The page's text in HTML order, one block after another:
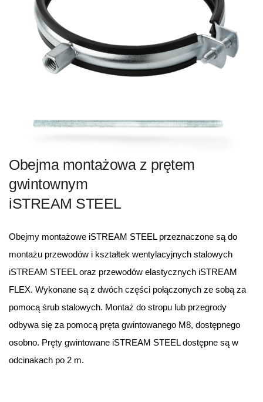
Obejma montażowa z prętem
gwintownym
iSTREAM STEEL
Obejmy montażowe iSTREAM STEEL przeznaczone są do
montażu przewodów i kształtek wentylacyjnych stalowych
iSTREAM STEEL oraz przewodów elastycznych iSTREAM
FLEX. Wykonane są z dwóch części połączonych ze sobą za
pomocą śrub stalowych. Montaż do stropu lub przegrody
odbywa się za pomocą pręta gwintowanego M8, dostępnego
osobno. Pręty gwintowane iSTREAM STEEL dostępne są w
odcinakach po 2 m.